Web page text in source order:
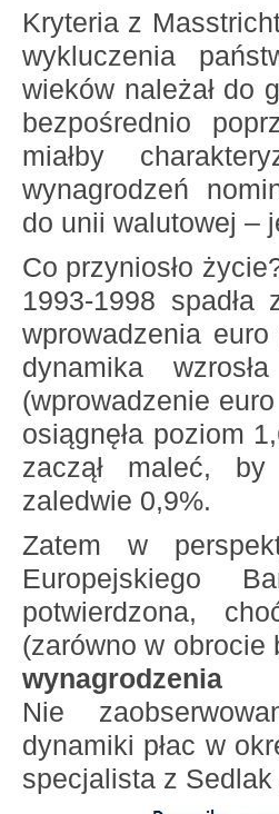
Kryteria z
wykluczenia
wieków należał do
bezpośrednio
miałby
wynagrodzeń
do unii walutowej –
Co przyniosło
1993-1998
wprowadzenia
dynamika
(wprowadzenie
osiągnęła poziom
zaczął maleć,
zaledwie 0,9%.
Zatem w
Europejskiego
potwierdzona,
(zarówno w obrocie
Nie
dynamiki płac w
specjalista z Sedlak